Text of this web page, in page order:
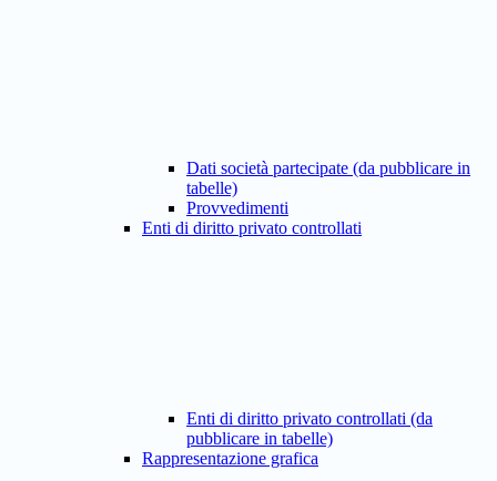
Dati società partecipate (da pubblicare in
tabelle)
Provvedimenti
Enti di diritto privato controllati
Enti di diritto privato controllati (da
pubblicare in tabelle)
Rappresentazione grafica